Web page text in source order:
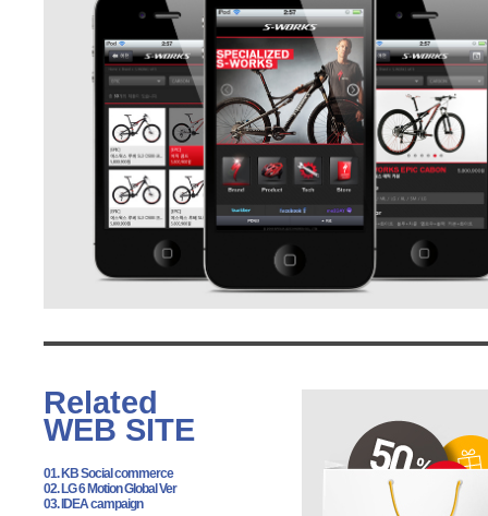
Related
WEB SITE
01. KB Social commerce
02. LG 6 Motion Global Ver
03. IDEA campaign